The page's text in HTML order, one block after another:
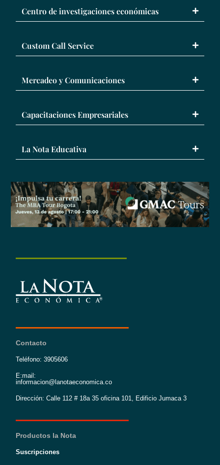
Centro de investigaciones económicas
Custom Call Service
Mercadeo y Comunicaciones
Capacitaciones Empresariales
La Nota Educativa
Contacto
Teléfono: 3905606
E:mail:
informacion@lanotaeconomica.co
Dirección: Calle 112 # 18a 35 oficina 101, Edificio Jumaca 3
Productos la Nota
Suscripciones